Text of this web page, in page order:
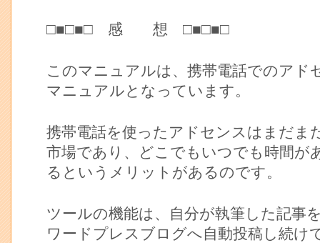
□■□■□ 感 想 □■□■□
このマニュアルは、携帯電話でのアド
マニュアルとなっています。
携帯電話を使ったアドセンスはまだま
市場であり、どこでもいつでも時間が
るというメリットがあるのです。
ツールの機能は、自分が執筆した記事
ワードプレスブログへ自動投稿し続け